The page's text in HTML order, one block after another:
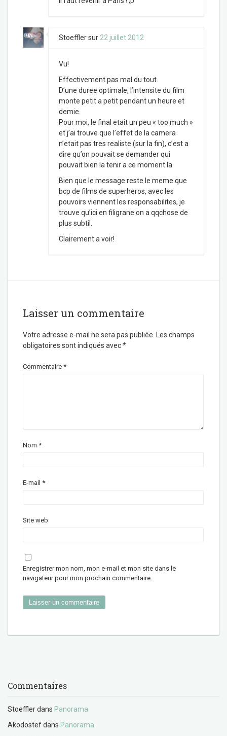
Stoefflersur22 juillet 2012
Vu!
Effectivement pas mal du tout.
D’une duree optimale, l’intensite du film
monte petit a petit pendant un heure et
demie.
Pour moi, le final etait un peu « too much »
et j’ai trouve que l’effet de la camera
n’etait pas tres realiste (sur la fin), c’est a
dire qu’on pouvait se demander qui
pouvait bien la tenir a ce moment la.
Bien que le message reste le meme que
bcp de films de superheros, avec les
pouvoirs viennent les responsabilites, je
trouve qu’ici en filigrane on a qqchose de
plus subtil.
Clairement a voir!
Laisser un commentaire
Votre adresse e-mail ne sera pas publiée. Les champs
obligatoires sont indiqués avec*
Commentaire *
Nom *
E-mail *
Site web
Enregistrer mon nom, mon e-mail et mon site dans le
navigateur pour mon prochain commentaire.
Commentaires
Stoefflerdans Panorama
Akodostefdans Panorama